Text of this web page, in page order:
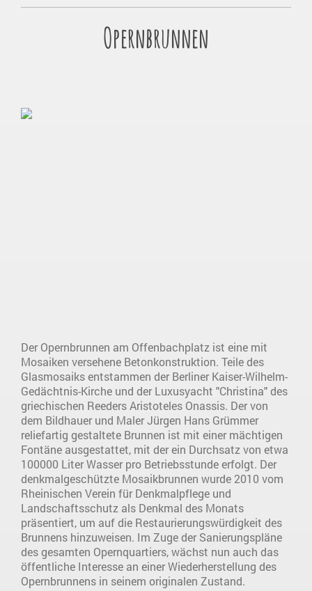
Opernbrunnen
Der Opernbrunnen am Offenbachplatz ist eine mit
Mosaiken versehene Betonkonstruktion. Teile des
Glasmosaiks entstammen der Berliner Kaiser-Wilhelm-
Gedächtnis-Kirche und der Luxusyacht "Christina" des
griechischen Reeders Aristoteles Onassis. Der von
dem Bildhauer und Maler Jürgen Hans Grümmer
reliefartig gestaltete Brunnen ist mit einer mächtigen
Fontäne ausgestattet, mit der ein Durchsatz von etwa
100000 Liter Wasser pro Betriebsstunde erfolgt. Der
denkmalgeschützte Mosaikbrunnen wurde 2010 vom
Rheinischen Verein für Denkmalpflege und
Landschaftsschutz als Denkmal des Monats
präsentiert, um auf die Restaurierungswürdigkeit des
Brunnens hinzuweisen. Im Zuge der Sanierungspläne
des gesamten Opernquartiers, wächst nun auch das
öffentliche Interesse an einer Wiederherstellung des
Opernbrunnens in seinem originalen Zustand.